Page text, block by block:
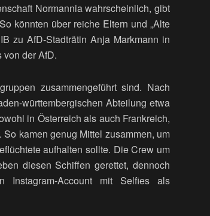
Normannia wahrscheinlich, gibt
könnten über reiche Eltern und „Alte
zu AfD-Stadträtin Anja Markmann in
der AfD.
zusammengeführt sind. Nach
württembergischen Abteilung etwa
in Österreich als auch Frankreich,
kamen genug Mittel zusammen, um
aufhalten sollte. Die Crew um
diesen Schiffen gerettet, dennoch
Instagram-Account mit Selfies als